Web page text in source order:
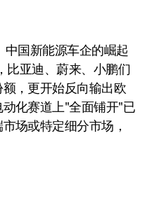
中国新能源车企的崛起
比亚迪、蔚来、小鹏们
，更开始反向输出欧
化赛道上"全面铺开"已
场或特定细分市场，